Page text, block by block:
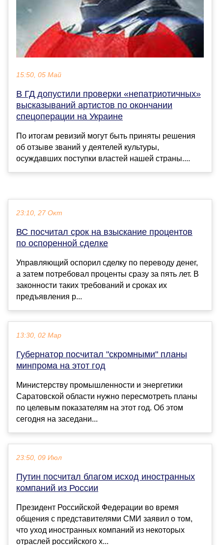
15:50, 05 Май
В ГД допустили проверки «непатриотичных»
высказываний артистов по окончании
спецоперации на Украине
По итогам ревизий могут быть приняты решения
об отзыве званий у деятелей культуры,
осуждавших поступки властей нашей страны....
23:10, 27 Окт
ВС посчитал срок на взыскание процентов
по оспоренной сделке
Управляющий оспорил сделку по переводу денег,
а затем потребовал проценты сразу за пять лет. В
законности таких требований и сроках их
предъявления р...
13:30, 02 Мар
Губернатор посчитал "скромными" планы
минпрома на этот год
Министерству промышленности и энергетики
Саратовской области нужно пересмотреть планы
по целевым показателям на этот год. Об этом
сегодня на заседани...
23:50, 09 Июл
Путин посчитал благом исход иностранных
компаний из России
Президент Российской Федерации во время
общения с представителями СМИ заявил о том,
что уход иностранных компаний из некоторых
отраслей российского х...